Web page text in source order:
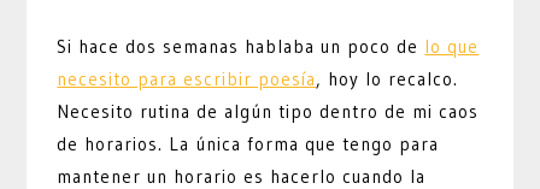
Si hace dos semanas hablaba un poco de lo que
necesito para escribir poesía, hoy lo recalco.
Necesito rutina de algún tipo dentro de mi caos
de horarios. La única forma que tengo para
mantener un horario es hacerlo cuando la